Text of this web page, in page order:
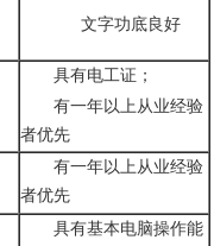
文字功底良好
具有电工证；
有一年以上从业经验
者优先
有一年以上从业经验
者优先
具有基本电脑操作能